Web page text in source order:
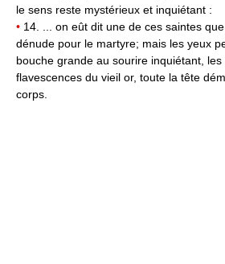
le sens reste mystérieux et inquiétant :
• 14. ... on eût dit une de ces saintes
dénude pour le martyre; mais les yeux
bouche grande au sourire inquiétant,
flavescences du vieil or, toute la tête
corps.